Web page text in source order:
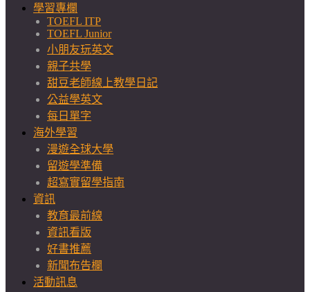
學習專欄
TOEFL ITP
TOEFL Junior
小朋友玩英文
親子共學
甜豆老師線上教學日記
公益學英文
每日單字
海外學習
漫遊全球大學
留遊學準備
超寫實留學指南
資訊
教育最前線
資訊看版
好書推薦
新聞布告欄
活動訊息